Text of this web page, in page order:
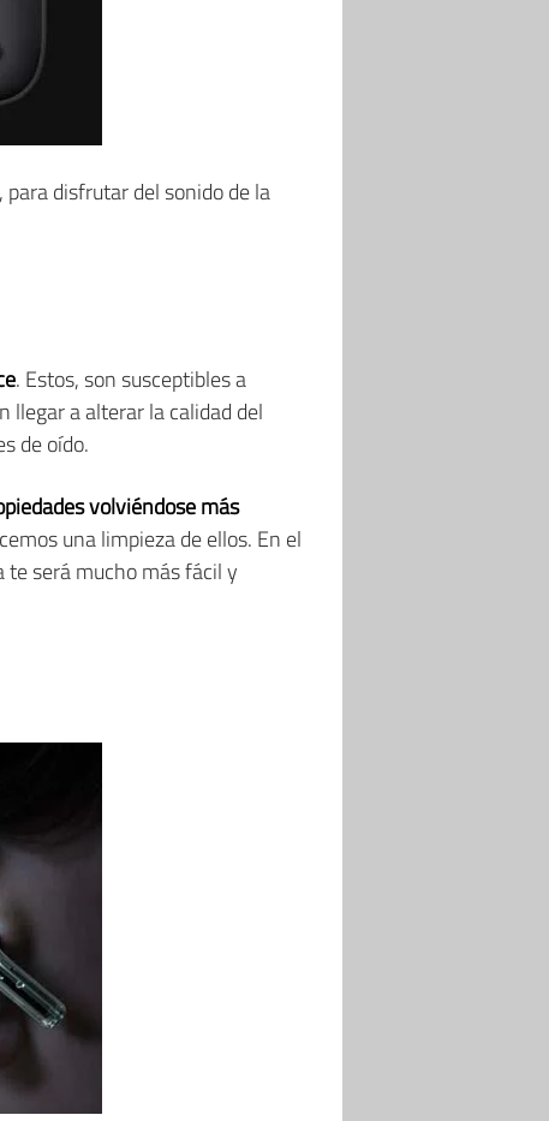
para disfrutar del sonido de la
. Estos, son susceptibles a
llegar a alterar la calidad del
de oído.
volviéndose más
una limpieza de ellos. En el
te será mucho más fácil y